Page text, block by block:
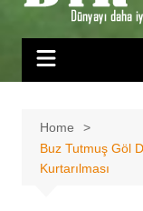
Home
Buz Tutmuş Göl
Kurtarılması